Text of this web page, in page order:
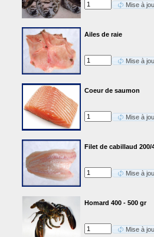
Mise à
Ailes de raie
Mise à
Coeur de saumon
Mise à
Filet de cabillaud 200/
Mise à
Homard 400 - 500 gr
Mise à